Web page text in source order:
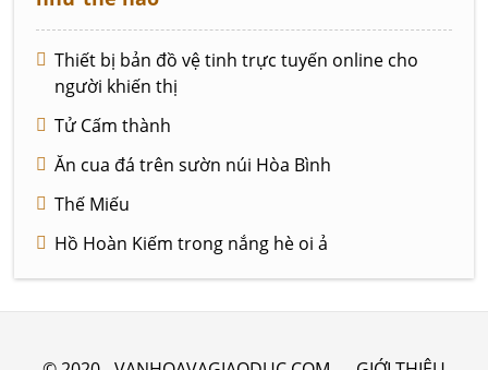
Thiết bị bản đồ vệ tinh trực tuyến online cho
người khiến thị
Tử Cấm thành
Ăn cua đá trên sườn núi Hòa Bình
Thế Miếu
Hồ Hoàn Kiếm trong nắng hè oi ả